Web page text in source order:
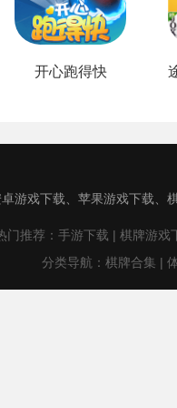
开心跑得快
游戏下载、苹果游戏下载、
门推荐：手游下载 | 棋牌游戏
分类导航：棋牌合集 |